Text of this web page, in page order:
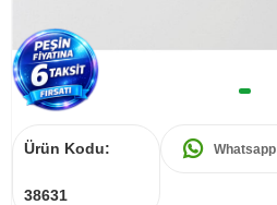
Ürün Kodu:
38631
Whatsapp